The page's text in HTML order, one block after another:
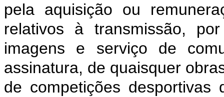
pela aquisição ou
relativos à transmissão,
imagens e serviço de
assinatura, de quaisquer
de competições desportivas